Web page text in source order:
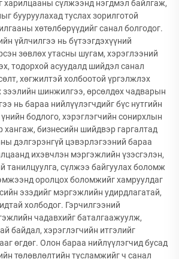
харилцааны сүлжээнд нэгдмэл байлгаж,
бууруулахад туслах зорилготой
хөтөлбөрүүдийг санал болгодог.
үйлчилгээ нь бүтээгдэхүүний
зөвлөх утасны шугам, хэрэглээний
тодорхой асуудалд шийдэл санал
хөгжилтэй холбоотой үргэлжлэх
зээлийн шинжилгээ, өрсөлдөх чадварын
нь бараа нийлүүлэгчдийг бүс нутгийн
бодлого, хэрэглэгчийн сонирхлын
хангаж, бизнесийн шийдвэр гаргалтад
дэлгэрэнгүй цэвэрлэгээний бараа
ихэвчлэн мэргэжлийн үзэсгэлэн,
танилцуулга, сүлжээ байгуулах боломж
оролцох боломжийг хамруулдаг
эзэдийг мэргэжлийн удирдлагатай,
холбодог. Гэрчилгээний
чадавхийг баталгаажуулж,
байдал, хэрэглэгчийн итгэлийг
өгдөг. Олон бараа нийлүүлэгчид бусад
төлөвлөлтийн тусламжийг ч санал